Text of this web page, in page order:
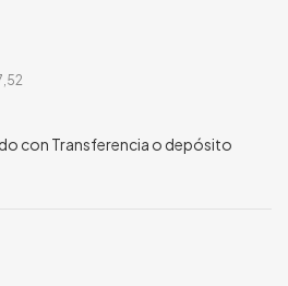
con Transferencia o depósito